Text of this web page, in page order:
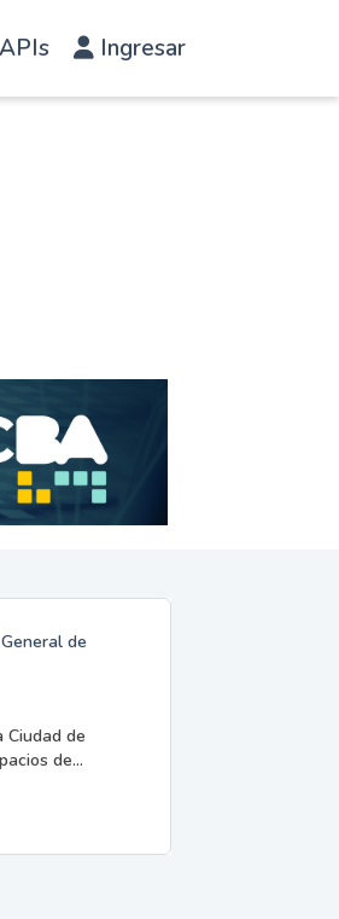
APIs Ingresar
de
Ciudad de
de...